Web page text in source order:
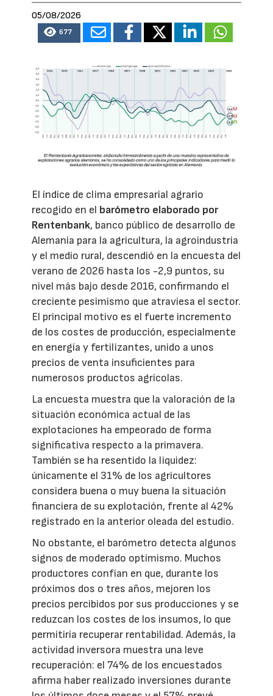
05/08/2026
677
El índice de clima empresarial agrario
recogido en el barómetro elaborado por
Rentenbank, banco público de desarrollo de
Alemania para la agricultura, la agroindustria
y el medio rural, descendió en la encuesta del
verano de 2026 hasta los -2,9 puntos, su
nivel más bajo desde 2016, confirmando el
creciente pesimismo que atraviesa el sector.
El principal motivo es el fuerte incremento
de los costes de producción, especialmente
en energía y fertilizantes, unido a unos
precios de venta insuficientes para
numerosos productos agrícolas.
La encuesta muestra que la valoración de la
situación económica actual de las
explotaciones ha empeorado de forma
significativa respecto a la primavera.
También se ha resentido la liquidez:
únicamente el 31% de los agricultores
considera buena o muy buena la situación
financiera de su explotación, frente al 42%
registrado en la anterior oleada del estudio.
No obstante, el barómetro detecta algunos
signos de moderado optimismo. Muchos
productores confían en que, durante los
próximos dos o tres años, mejoren los
precios percibidos por sus producciones y se
reduzcan los costes de los insumos, lo que
permitiría recuperar rentabilidad. Además, la
actividad inversora muestra una leve
recuperación: el 74% de los encuestados
afirma haber realizado inversiones durante